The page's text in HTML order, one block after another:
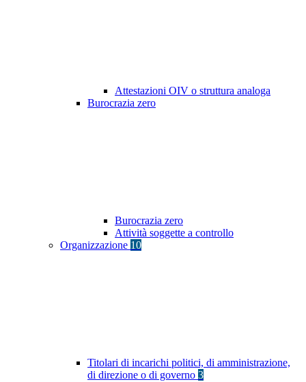
Attestazioni OIV o struttura analoga
Burocrazia zero
Burocrazia zero
Attività soggette a controllo
Organizzazione 10
Titolari di incarichi politici, di amministrazione,
di direzione o di governo 3